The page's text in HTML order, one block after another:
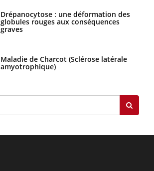
Drépanocytose : une déformation des
globules rouges aux conséquences
graves
Maladie de Charcot (Sclérose latérale
amyotrophique)